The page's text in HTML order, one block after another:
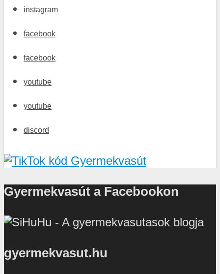
instagram
facebook
facebook
youtube
youtube
discord
Gyermekvasút a Facebookon
gyermekvasut.hu